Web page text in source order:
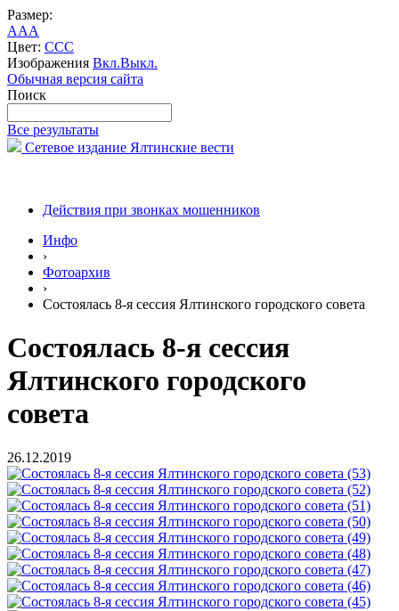
Размер:
AAA
Цвет: CCC
Изображения Вкл.Выкл.
Обычная версия сайта
Поиск
Все результаты
Сетевое издание Ялтинские вести
Действия при звонках мошенников
Инфо
›
Фотоархив
›
Состоялась 8-я сессия Ялтинского городского совета
Состоялась 8-я сессия
Ялтинского городского
совета
26.12.2019